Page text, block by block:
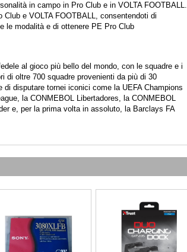
in campo in Pro Club e in VOLTA FOOTBALL.
e VOLTA FOOTBALL, consentendoti di
le modalità e di ottenere PE Pro Club
al gioco più bello del mondo, con le squadre e i
di oltre 700 squadre provenienti da più di 30
disputare tornei iconici come la UEFA Champions
la CONMEBOL Libertadores, la CONMEBOL
e, per la prima volta in assoluto, la Barclays FA